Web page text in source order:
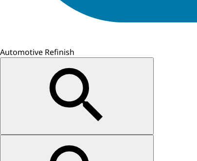
Automotive Refinish